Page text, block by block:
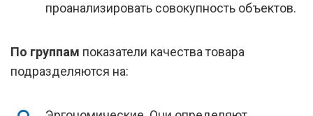
проанализировать совокупность объектов.
По группам показатели качества товара
подразделяются на: